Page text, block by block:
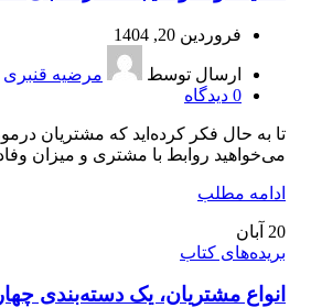
فروردین 20, 1404
ارسال توسط
مرضیه قنبری
0 دیدگاه
تا به حال فکر کرده‌اید که مشتریان
می‌خواهید روابط با مشتری و میزان
ادامه مطلب
20 آبان
بریده‌های کتاب
انواع مشتریان، یک دسته‌بندی